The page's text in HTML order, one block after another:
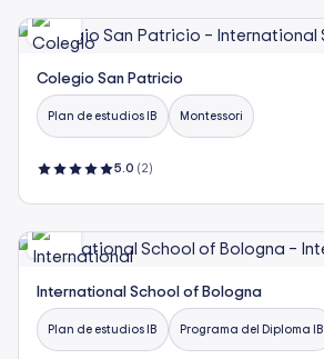
Colegio San Patricio
Plan de estudios IB Montessori
5.0 (2)
International School of Bologna
Plan de estudios IB Programa del Diploma IB